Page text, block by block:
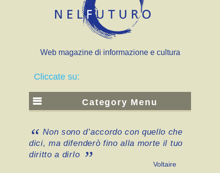
Web magazine di informazione e cultura
Cliccate su:
Category Menu
Non sono d’accordo con quello che
dici, ma difenderò fino alla morte il tuo
diritto a dirlo
Voltaire